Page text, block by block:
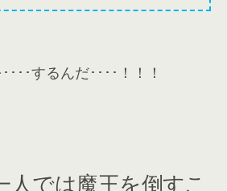
･･するんだ････！！！
人では魔王を倒すこ